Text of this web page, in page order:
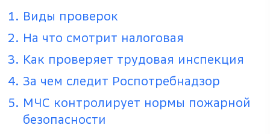
Виды проверок
На что смотрит налоговая
Как проверяет трудовая инспекция
За чем следит Роспотребнадзор
МЧС контролирует нормы пожарной
безопасности